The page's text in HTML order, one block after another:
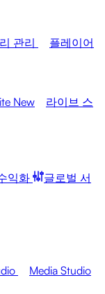
관리 플레이어
New
라이브 스
익화
글로벌 서
Media Studio